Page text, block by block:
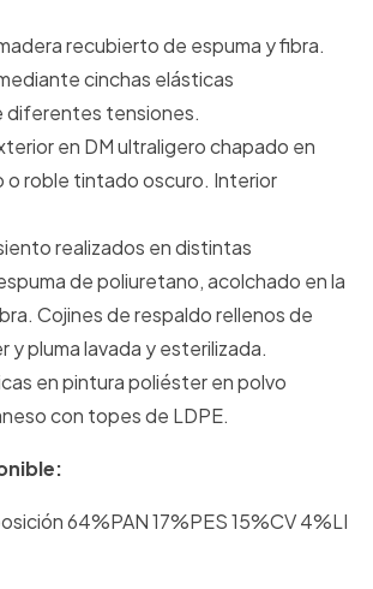
recubierto de espuma y fibra.
cinchas elásticas
diferentes tensiones.
en DM ultraligero chapado en
o roble tintado oscuro. Interior
realizados en distintas
de poliuretano, acolchado en la
Cojines de respaldo rellenos de
y pluma lavada y esterilizada.
en pintura poliéster en polvo
con topes de LDPE.
64%PAN 17%PES 15%CV 4%LI